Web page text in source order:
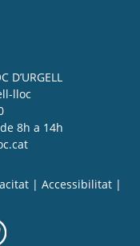
D’URGELL
lloc
8h a 14h
| Accessibilitat |